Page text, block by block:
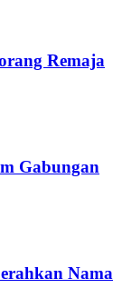
Remaja
Gabungan
Nama